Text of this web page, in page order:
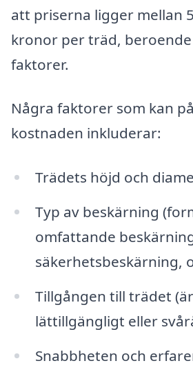
att priserna ligger mellan
kronor per träd, beroende
faktorer.
Några faktorer som kan
kostnaden inkluderar:
Trädets höjd och
Typ av beskärning
omfattande
säkerhetsbeskärning,
Tillgången till trädet
lättillgängligt eller
Snabbheten och